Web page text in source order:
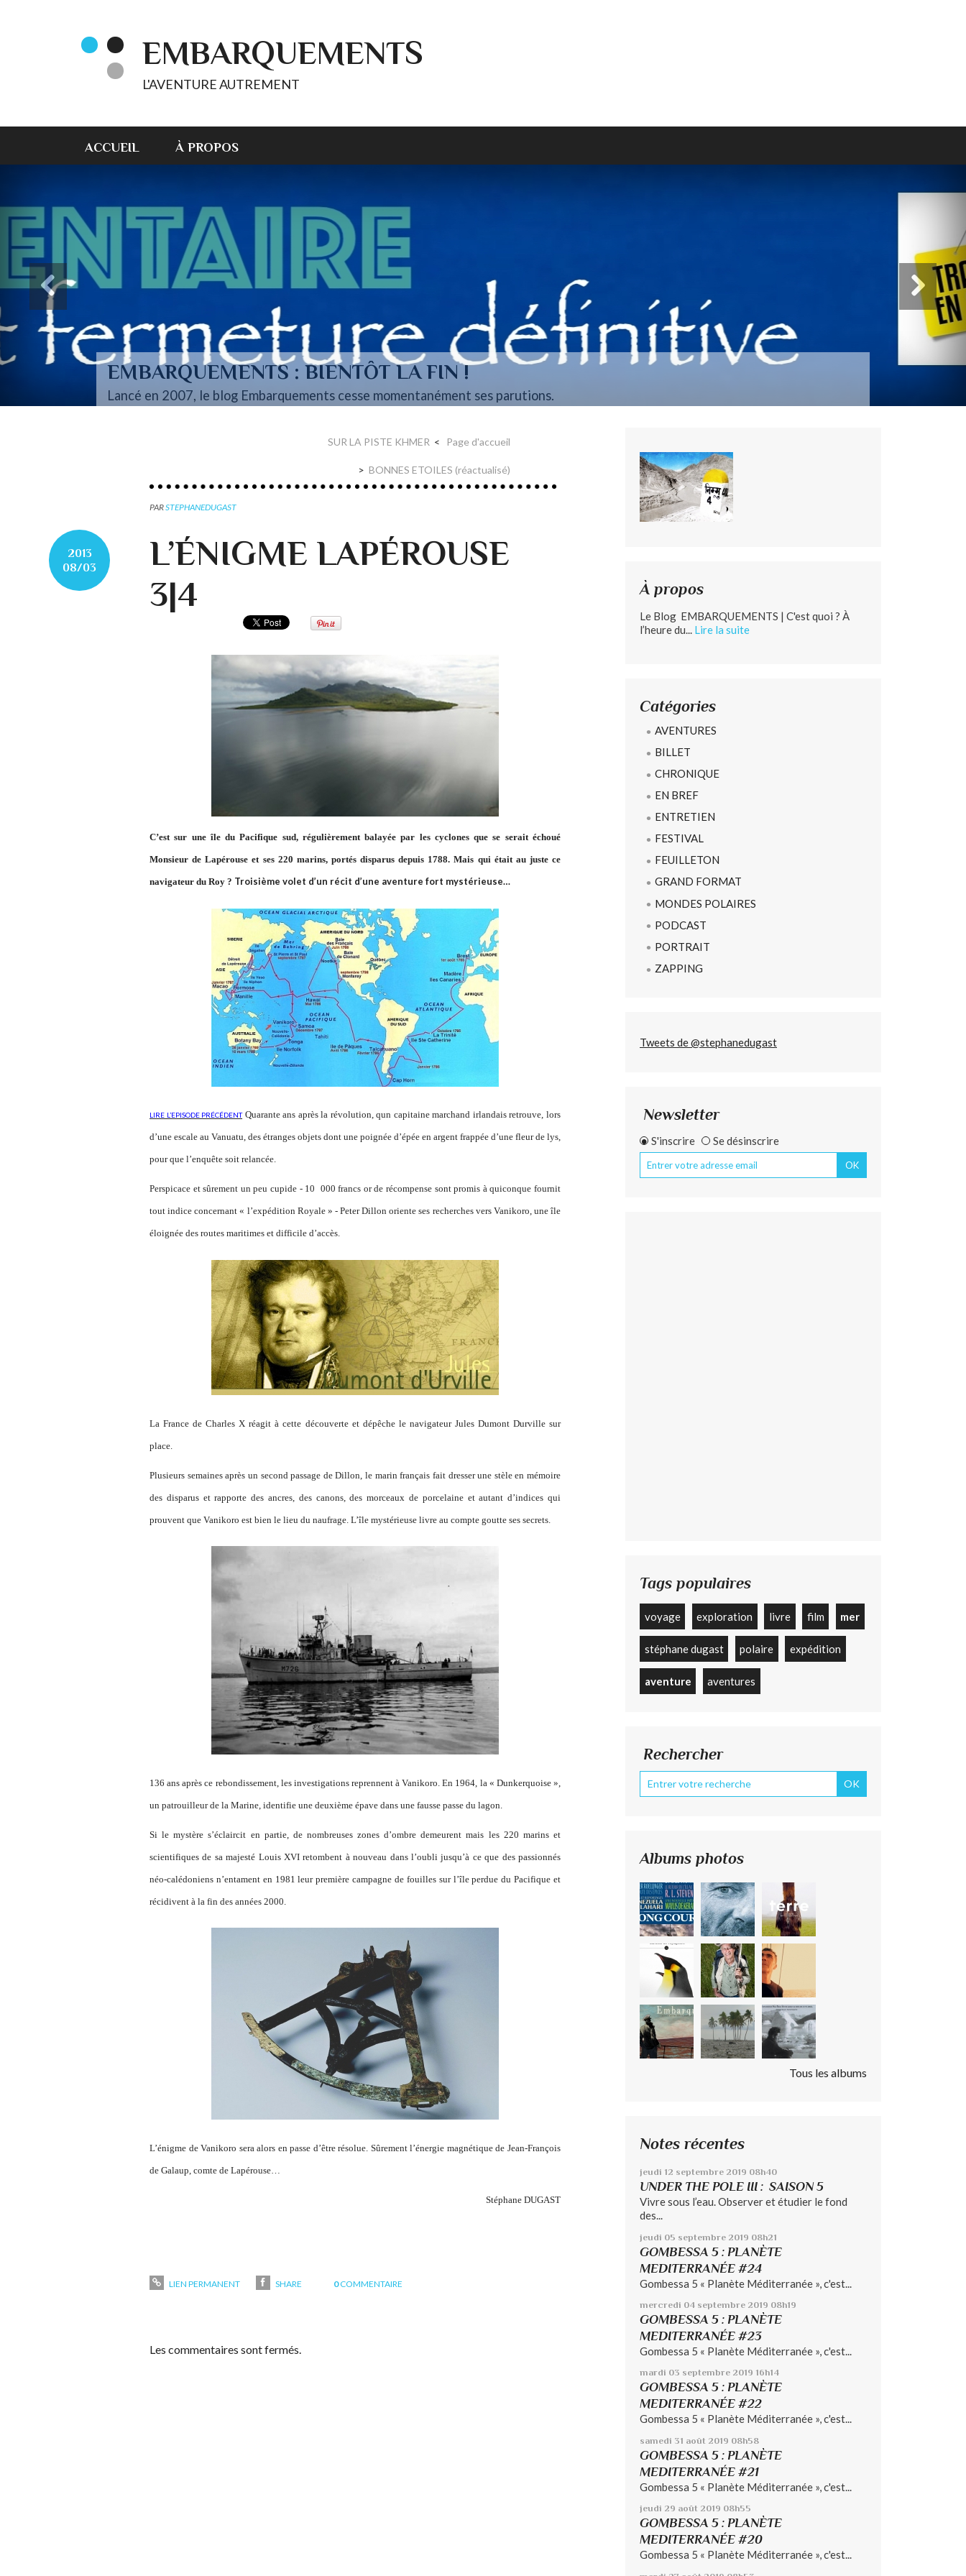
EMBARQUEMENTS
L'AVENTURE AUTREMENT
ACCUEIL À PROPOS
EMBARQUEMENTS : BIENTÔT LA FIN !
Lancé en 2007, le blog Embarquements cesse momentanément ses parutions.
SUR LA PISTE KHMER Page d'accueil
BONNES ETOILES (réactualisé)
PARSTEPHANEDUGAST
2013
08/03
L’ÉNIGME LAPÉROUSE
3|4
C’est sur une île du Pacifique sud, régulièrement balayée par les cyclones que se serait échoué
Monsieur de Lapérouse et ses 220 marins, portés disparus depuis 1788. Mais qui était au juste ce
navigateur du Roy ? Troisième volet d’un récit d’une aventure fort mystérieuse…
LIRE L’EPISODE PRÉCÉDENTQuarante ans après la révolution, qun capitaine marchand irlandais retrouve, lors
d’une escale au Vanuatu, des étranges objets dont une poignée d’épée en argent frappée d’une fleur de lys,
pour que l’enquête soit relancée.
Perspicace et sûrement un peu cupide - 10 000 francs or de récompense sont promis à quiconque fournit
tout indice concernant « l’expédition Royale » - Peter Dillon oriente ses recherches vers Vanikoro, une île
éloignée des routes maritimes et difficile d’accès.
La France de Charles X réagit à cette découverte et dépêche le navigateur Jules Dumont Durville sur
place.
Plusieurs semaines après un second passage de Dillon, le marin français fait dresser une stèle en mémoire
des disparus et rapporte des ancres, des canons, des morceaux de porcelaine et autant d’indices qui
prouvent que Vanikoro est bien le lieu du naufrage. L’île mystérieuse livre au compte goutte ses secrets.
136 ans après ce rebondissement, les investigations reprennent à Vanikoro. En 1964, la « Dunkerquoise »,
un patrouilleur de la Marine, identifie une deuxième épave dans une fausse passe du lagon.
Si le mystère s’éclaircit en partie, de nombreuses zones d’ombre demeurent mais les 220 marins et
scientifiques de sa majesté Louis XVI retombent à nouveau dans l’oubli jusqu’à ce que des passionnés
néo-calédoniens n’entament en 1981 leur première campagne de fouilles sur l’île perdue du Pacifique et
récidivent à la fin des années 2000.
L’énigme de Vanikoro sera alors en passe d’être résolue. Sûrement l’énergie magnétique de Jean-François
de Galaup, comte de Lapérouse…
Stéphane DUGAST
LIEN PERMANENT SHARE 0 COMMENTAIRE
Les commentaires sont fermés.
À propos
Le Blog EMBARQUEMENTS | C'est quoi ? À
l’heure du... Lire la suite
Catégories
AVENTURES
BILLET
CHRONIQUE
EN BREF
ENTRETIEN
FESTIVAL
FEUILLETON
GRAND FORMAT
MONDES POLAIRES
PODCAST
PORTRAIT
ZAPPING
Tweets de @stephanedugast
Newsletter
S'inscrire Se désinscrire
Tags populaires
voyage exploration livre film mer
stéphane dugast polaire expédition
aventure aventures
Rechercher
Albums photos
Tous les albums
Notes récentes
jeudi 12 septembre 2019 08h40
UNDER THE POLE III : SAISON 5
Vivre sous l’eau. Observer et étudier le fond
des...
jeudi 05 septembre 2019 08h21
GOMBESSA 5 : PLANÈTE
MEDITERRANÉE #24
Gombessa 5 « Planète Méditerranée », c'est...
mercredi 04 septembre 2019 08h19
GOMBESSA 5 : PLANÈTE
MEDITERRANÉE #23
Gombessa 5 « Planète Méditerranée », c'est...
mardi 03 septembre 2019 16h14
GOMBESSA 5 : PLANÈTE
MEDITERRANÉE #22
Gombessa 5 « Planète Méditerranée », c'est...
samedi 31 août 2019 08h58
GOMBESSA 5 : PLANÈTE
MEDITERRANÉE #21
Gombessa 5 « Planète Méditerranée », c'est...
jeudi 29 août 2019 08h55
GOMBESSA 5 : PLANÈTE
MEDITERRANÉE #20
Gombessa 5 « Planète Méditerranée », c'est...